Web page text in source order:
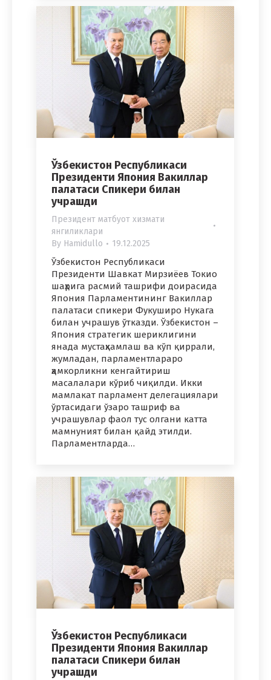
Ўзбекистон Республикаси
Президенти Япония Вакиллар
палатаси Спикери билан
учрашди
Президент матбуот хизмати
янгиликлари
By Hamidullo 19.12.2025
Ўзбекистон Республикаси
Президенти Шавкат Мирзиёев Токио
шаҳрига расмий ташрифи доирасида
Япония Парламентининг Вакиллар
палатаси спикери Фукуширо Нукага
билан учрашув ўтказди. Ўзбекистон –
Япония стратегик шериклигини
янада мустаҳкамлаш ва кўп қиррали,
жумладан, парламентлараро
ҳамкорликни кенгайтириш
масалалари кўриб чиқилди. Икки
мамлакат парламент делегациялари
ўртасидаги ўзаро ташриф ва
учрашувлар фаол тус олгани катта
мамнуният билан қайд этилди.
Парламентларда…
Ўзбекистон Республикаси
Президенти Япония Вакиллар
палатаси Спикери билан
учрашди